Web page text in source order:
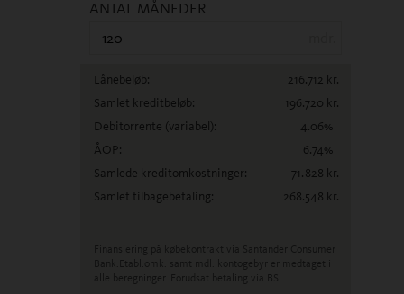
ANTAL MÅNEDER
Lånebeløb: 216.712 kr.
Samlet kreditbeløb:
196.720 kr.
Debitorrente (variabel): 4.06%
ÅOP:
6.74%
Samlede kreditomkostninger:
71.828 kr.
Samlet tilbagebetaling:
268.548 kr.
Finansiering på købekontrakt via Santander Consumer
Bank.
Etabl.omk. samt mdl. kontogebyr er medtaget i
alle beregninger. Forudsat betaling via BS.